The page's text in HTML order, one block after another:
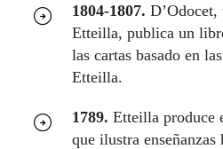
1804-1807. D’Odocet,
Etteilla, publica un
las cartas basado en
Etteilla.
1789. Etteilla produce
que ilustra